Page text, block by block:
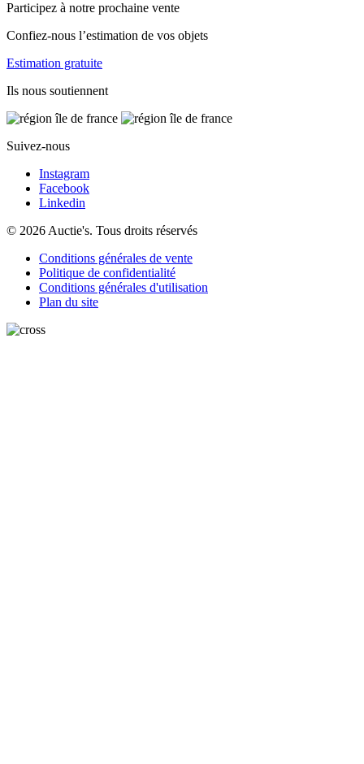
Participez à notre prochaine vente
Confiez-nous l’estimation de vos objets
Estimation gratuite
Ils nous soutiennent
Suivez-nous
Instagram
Facebook
Linkedin
© 2026 Auctie's. Tous droits réservés
Conditions générales de vente
Politique de confidentialité
Conditions générales d'utilisation
Plan du site